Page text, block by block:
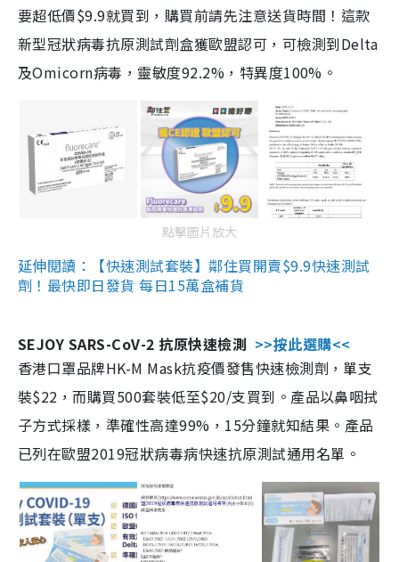
要超低價$9.9就買到，購買前請先注意送貨時間！這款
新型冠狀病毒抗原測試劑盒獲歐盟認可，可檢測到Delta
及Omicorn病毒，靈敏度92.2%，特異度100%。
點擊圖片放大
延伸閱讀：【快速測試套裝】鄰住買開賣$9.9快速測試
劑！最快即日發貨 每日15萬盒補貨
SEJOY SARS-CoV-2 抗原快速檢測 >>按此選購<<
香港口罩品牌HK-M Mask抗疫價發售快速檢測劑，單支
裝$22，而購買500套裝低至$20/支買到。產品以鼻咽拭
子方式採樣，準確性高達99%，15分鐘就知結果。產品
已列在歐盟2019冠狀病毒病快速抗原測試通用名單。